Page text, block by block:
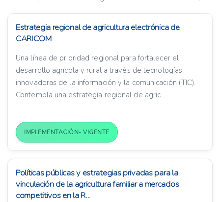
Estrategia regional de agricultura electrónica de
CARICOM
Una línea de prioridad regional para fortalecer el
desarrollo agrícola y rural a través de tecnologías
innovadoras de la información y la comunicación (TIC).
Contempla una estrategia regional de agric...
IMPLEMENTACIÓN- VIGENTE
Políticas públicas y estrategias privadas para la
vinculación de la agricultura familiar a mercados
competitivos en la R...